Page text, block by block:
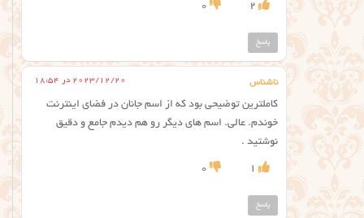
2
0
پاسخ
ناشناس 2023/12/20 در 18:54
کاملترین توضیحی بود که از اسم جانان در فضای اینترنت
خوندم. عالی. اسم های دیگر رو هم دیدم جامع و دقیق
نوشتید .
1
0
پاسخ